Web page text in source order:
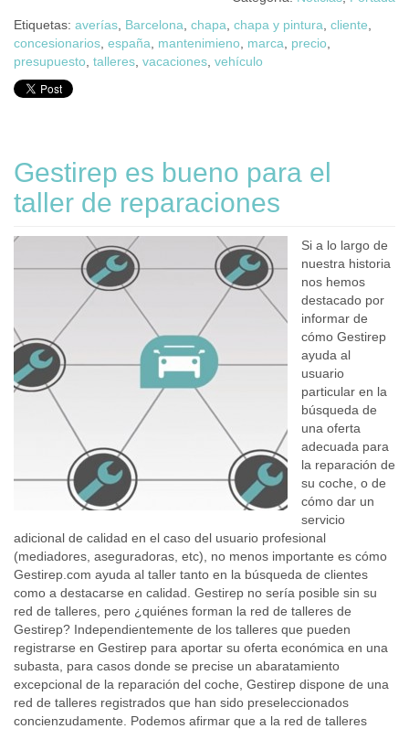
Etiquetas: averías Barcelona chapa chapa y pintura cliente
concesionarios españa mantenimieno marca precio
presupuesto talleres vacaciones vehículo
Gestirep es bueno para el
taller de reparaciones
Si a lo largo de
nuestra historia
nos hemos
destacado por
informar de
cómo Gestirep
ayuda al
usuario
particular en la
búsqueda de
una oferta
adecuada para
la reparación de
su coche, o de
cómo dar un
servicio
adicional de calidad en el caso del usuario profesional
(mediadores, aseguradoras, etc), no menos importante es cómo
Gestirep.com ayuda al taller tanto en la búsqueda de clientes
como a destacarse en calidad. Gestirep no sería posible sin su
red de talleres, pero ¿quiénes forman la red de talleres de
Gestirep? Independientemente de los talleres que pueden
registrarse en Gestirep para aportar su oferta económica en una
subasta, para casos donde se precise un abaratamiento
excepcional de la reparación del coche, Gestirep dispone de una
red de talleres registrados que han sido preseleccionados
concienzudamente. Podemos afirmar que a la red de talleres